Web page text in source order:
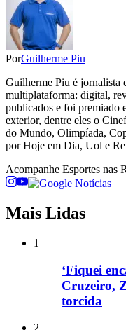
PorGuilherme Piu
Guilherme Piu é jornalista
multiplataforma: digital,
publicados e foi premiado
exterior, dentre eles o
do Mundo, Olimpíada,
por Hoje em Dia, Uol e
Acompanhe Esportes nas
Mais Lidas
1
‘Fiquei
Cruzeiro,
torcida